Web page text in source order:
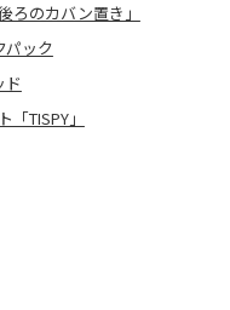
ろのカバン置き」
ック
TISPY」